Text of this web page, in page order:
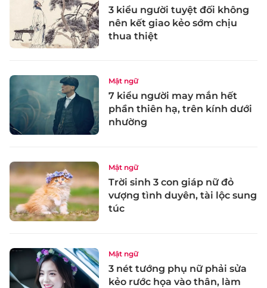
3 kiểu người tuyệt đối không
nên kết giao kẻo sớm chịu
thua thiệt
Mật ngữ
7 kiểu người may mắn hết
phần thiên hạ, trên kính dưới
nhường
Mật ngữ
Trời sinh 3 con giáp nữ đỏ
vượng tình duyên, tài lộc sung
túc
Mật ngữ
3 nét tướng phụ nữ phải sửa
kẻo rước họa vào thân, làm